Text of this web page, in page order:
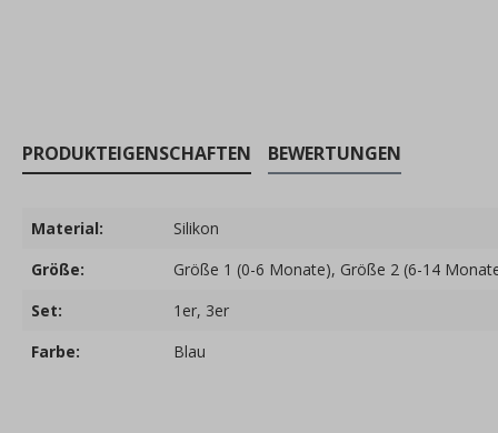
PRODUKTEIGENSCHAFTEN BEWERTUNGEN
Material:
Silikon
Größe:
Größe 1 (0-6 Monate), Größe 2 (6-14
Set:
1er, 3er
Farbe:
Blau